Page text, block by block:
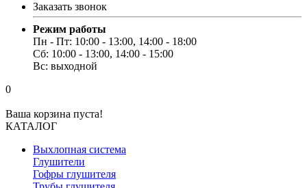
Заказать звонок
Режим работы
Пн - Пт: 10:00 - 13:00, 14:00 - 18:00
Сб: 10:00 - 13:00, 14:00 - 15:00
Вс: выходной
0
Ваша корзина пуста!
КАТАЛОГ
Выхлопная система
Глушители
Гофры глушителя